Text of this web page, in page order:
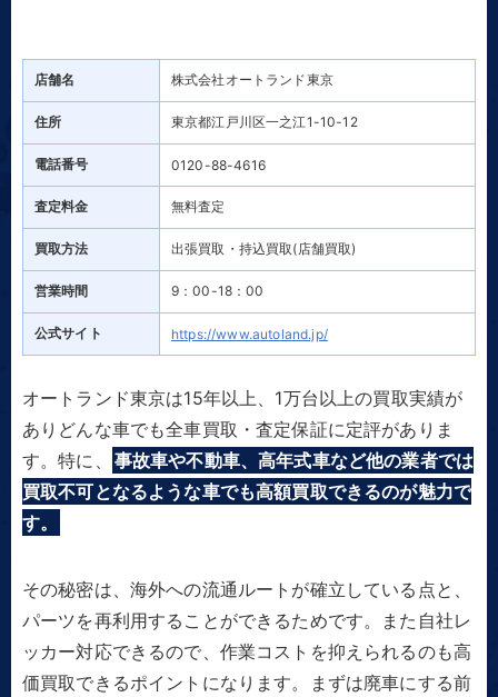
店舗名 株式会社オートランド東京
住所 東京都江戸川区一之江1-10-12
電話番号 0120-88-4616
査定料金 無料査定
買取方法 出張買取・持込買取(店舗買取)
営業時間 9：00-18：00
公式サイト https://www.autoland.jp/
オートランド東京は15年以上、1万台以上の買取実績が
ありどんな車でも全車買取・査定保証に定評がありま
す。特に、
事故車や不動車、高年式車など他の業者では
買取不可となるような車でも高額買取できるのが魅力で
す。
その秘密は、海外への流通ルートが確立している点と、
パーツを再利用することができるためです。また自社レ
ッカー対応できるので、作業コストを抑えられるのも高
価買取できるポイントになります。まずは廃車にする前